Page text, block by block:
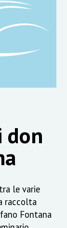
don
le varie
raccolta
Fontana